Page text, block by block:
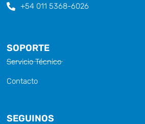
+54 011 5368-6026
SOPORTE
Servicio Técnico
Contacto
SEGUINOS